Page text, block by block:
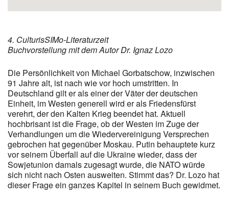
4. CulturisSIMo-Literaturzeit
Buchvorstellung mit dem Autor Dr. Ignaz Lozo
Die Persönlichkeit von Michael Gorbatschow, inzwischen
91 Jahre alt, ist nach wie vor hoch umstritten. In
Deutschland gilt er als einer der Väter der deutschen
Einheit, im Westen generell wird er als Friedensfürst
verehrt, der den Kalten Krieg beendet hat. Aktuell
hochbrisant ist die Frage, ob der Westen im Zuge der
Verhandlungen um die Wiedervereinigung Versprechen
gebrochen hat gegenüber Moskau. Putin behauptete kurz
vor seinem Überfall auf die Ukraine wieder, dass der
Sowjetunion damals zugesagt wurde, die NATO würde
sich nicht nach Osten ausweiten. Stimmt das? Dr. Lozo hat
dieser Frage ein ganzes Kapitel in seinem Buch gewidmet.